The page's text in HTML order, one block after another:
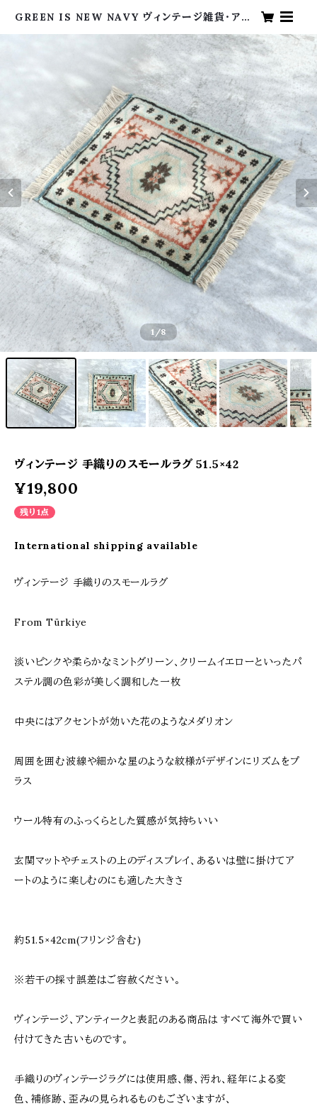
GREEN IS NEW NAVY ヴィンテージ雑貨・アン
1 /8
ヴィンテージ 手織りのスモールラグ 51.5×42
¥19,800
残り1点
International shipping available
ヴィンテージ 手織りのスモールラグ
From Türkiye
淡いピンクや柔らかなミントグリーン、クリームイエローといったパ
ステル調の色彩が美しく調和した一枚
中央にはアクセントが効いた花のようなメダリオン
周囲を囲む波線や細かな星のような紋様がデザインにリズムをプ
ラス
ウール特有のふっくらとした質感が気持ちいい
玄関マットやチェストの上のディスプレイ、あるいは壁に掛けてア
ートのように楽しむのにも適した大きさ
約51.5×42cm(フリンジ含む)
※若干の採寸誤差はご容赦ください。
ヴィンテージ、アンティークと表記のある商品は すべて海外で買い
付けてきた古いものです。
手織りのヴィンテージラグには使用感、傷、汚れ、経年による変
色、補修跡、歪みの見られるものもございますが、